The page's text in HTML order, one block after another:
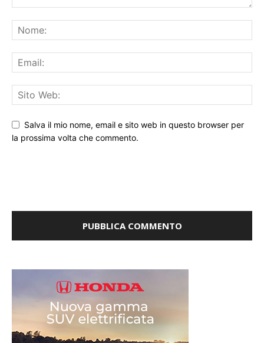
Salva il mio nome, email e sito web in questo browser per
la prossima volta che commento.